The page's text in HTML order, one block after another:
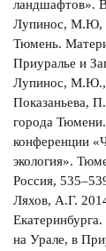
ландшафтов».
Лупинос, М.Ю,
Тюмень.
Приуралье и
Лупинос, М.Ю.,
Показаньева,
города
конференции
экология».
Россия,
Ляхов, А.Г.
на Урале, в